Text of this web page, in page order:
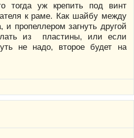
тогда уж крепить под винт
к раме. Как шайбу между
и пропеллером загнуть другой
из пластины, или если
не надо, второе будет на